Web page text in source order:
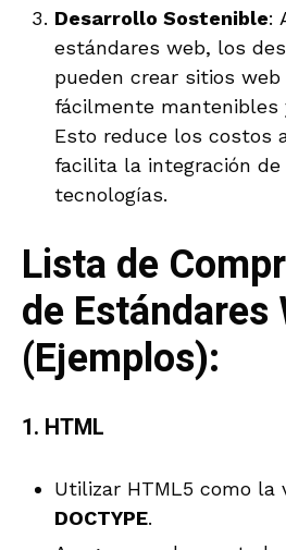
Desarrollo Sostenible:
estándares web, los
pueden crear sitios web
fácilmente mantenibles
Esto reduce los costos
facilita la integración de
tecnologías.
Lista de
de Estándares
(Ejemplos):
1. HTML
Utilizar HTML5 como la
DOCTYPE.